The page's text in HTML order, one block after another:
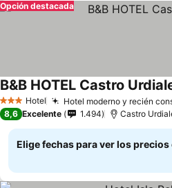
Opción destacada
3 Estrellas
Hotel Hotel moderno y recién
B&B HOTEL Castro
8,6 Excelente 1.494 Castro
Elige fechas para ver los precios